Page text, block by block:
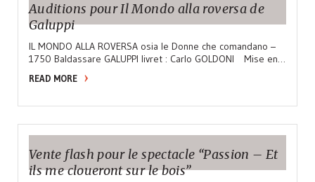
Auditions pour Il Mondo alla roversa de
Galuppi
IL MONDO ALLA ROVERSA osia le Donne che comandano –
1750 Baldassare GALUPPI livret : Carlo GOLDONI Mise en…
READ MORE
Vente flash pour le spectacle “Passion – Et
ils me cloueront sur le bois”